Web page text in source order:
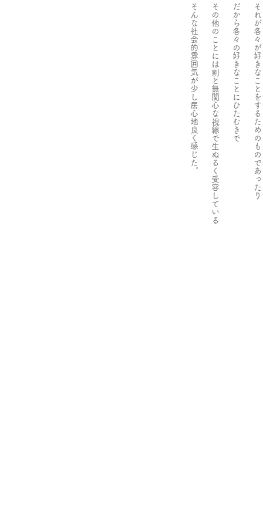
それが各々が好きなことをするためのものであったり
だから各々の好きなことにひたむきで
​その他のことには割と無関心な視線で生ぬるく受容している
​そんな社会的雰囲気が少し居心地良く感じた。